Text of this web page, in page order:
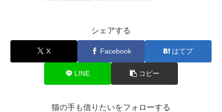
シェアする
X Facebook はてブ
LINE コピー
猫の手も借りたいをフォローする